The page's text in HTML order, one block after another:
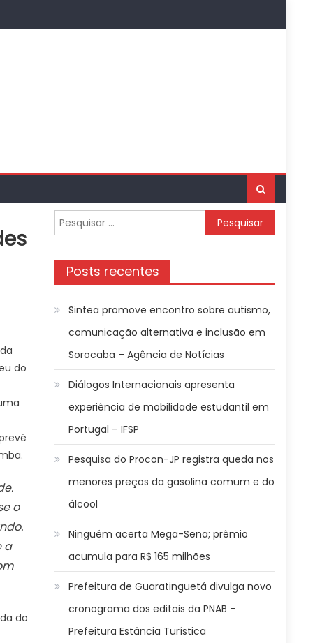
do
o
a
do
Pesquisar
por:
Posts recentes
Sintea promove encontro sobre autismo,
comunicação alternativa e inclusão em
Sorocaba – Agência de Notícias
Diálogos Internacionais apresenta
experiência de mobilidade estudantil em
Portugal – IFSP
Pesquisa do Procon-JP registra queda nos
menores preços da gasolina comum e do
álcool
Ninguém acerta Mega-Sena; prêmio
acumula para R$ 165 milhões
Prefeitura de Guaratinguetá divulga novo
cronograma dos editais da PNAB –
Prefeitura Estância Turística